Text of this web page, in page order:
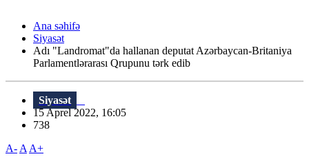
Ana səhifə
Siyasət
Adı "Landromat"da hallanan deputat Azərbaycan-Britaniya
Parlamentlərarası Qrupunu tərk edib
Siyasət
15 Aprel 2022, 16:05
738
A- A A+